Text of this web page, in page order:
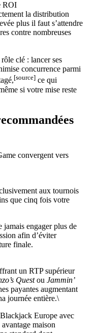
ROI
la distribution
plus il faut s’attendre
contre nombreuses
clé : lancer ses
concurrence parmi
[source]ce qui
si votre mise reste
convergent vers
aux tournois
que cinq fois votre
engager plus de
afin d’éviter
finale.
un RTP supérieur
Questou Jammin’
payantes augmentant
journée entière.\
Europe avec
maison